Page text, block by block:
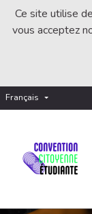
Ce site utilise
vous acceptez
Français Choisir la